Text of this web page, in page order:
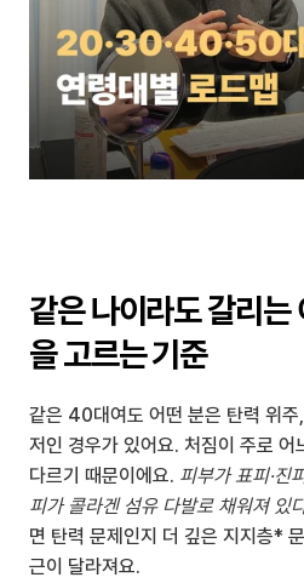
같은 나이라도 갈리는
을 고르는 기준
같은 40대여도 어떤 분은 탄력 위주
저인 경우가 있어요. 처짐이 주로
다르기 때문이에요. 피부가 표피·진
피가 콜라겐 섬유 다발로 채워져 있
면 탄력 문제인지 더 깊은 지지층*
근이 달라져요.